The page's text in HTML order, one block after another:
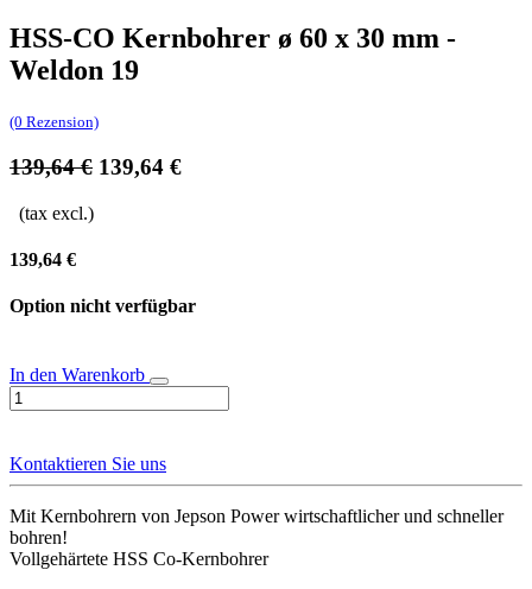
HSS-CO Kernbohrer ø 60 x 30 mm -
Weldon 19
(0 Rezension)
139,64€ 139,64 €
(tax excl.)
139,64 €
Option nicht verfügbar
In den Warenkorb
Kontaktieren Sie uns
Mit Kernbohrern von Jepson Power wirtschaftlicher und schneller
bohren!
Vollgehärtete HSS Co-Kernbohrer